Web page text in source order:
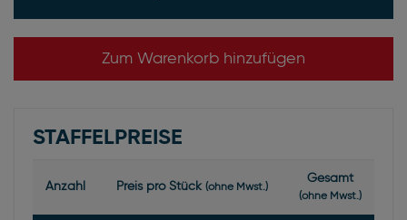
Zum Warenkorb hinzufügen
STAFFELPREISE
Anzahl Preis pro Stück (ohne Mwst.)
Gesamt
(ohne Mwst.)